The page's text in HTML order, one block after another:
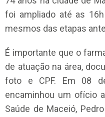
foi ampliado até as
mesmos das etapas
É importante que o
de atuação na área,
foto e CPF. Em 08
encaminhou um ofício
Saúde de Maceió,